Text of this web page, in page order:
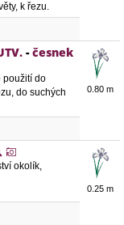
k řezu.
-česnek
použití do
do suchých
0.80 m
okolík,
0.25 m